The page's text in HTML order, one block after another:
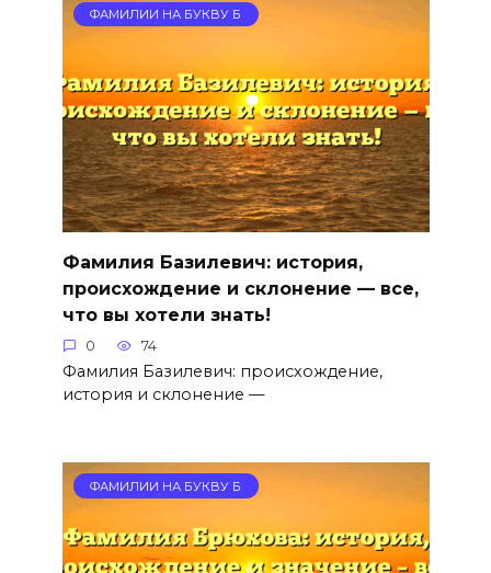
ФАМИЛИИ НА БУКВУ Б
Фамилия Базилевич: история,
происхождение и склонение — все,
что вы хотели знать!
0 74
Фамилия Базилевич: происхождение,
история и склонение —
ФАМИЛИИ НА БУКВУ Б